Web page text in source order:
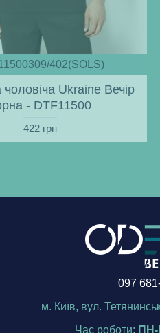
402(SOLS)
Ukraine Вечір
- DTF11500
422 грн
097
м. Київ, вул.
Час роботи: ПН-